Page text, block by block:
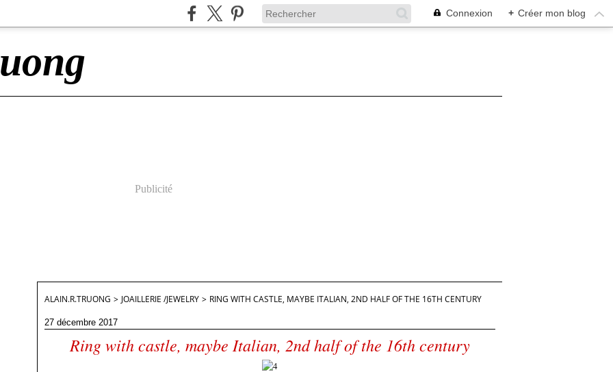
Connexion + Créer mon blog
Publicité
ALAIN.R.TRUONG > JOAILLERIE /JEWELRY > RING WITH CASTLE, MAYBE ITALIAN, 2ND HALF OF THE 16TH CENTURY
27 décembre 2017
Ring with castle, maybe Italian, 2nd half of the 16th century